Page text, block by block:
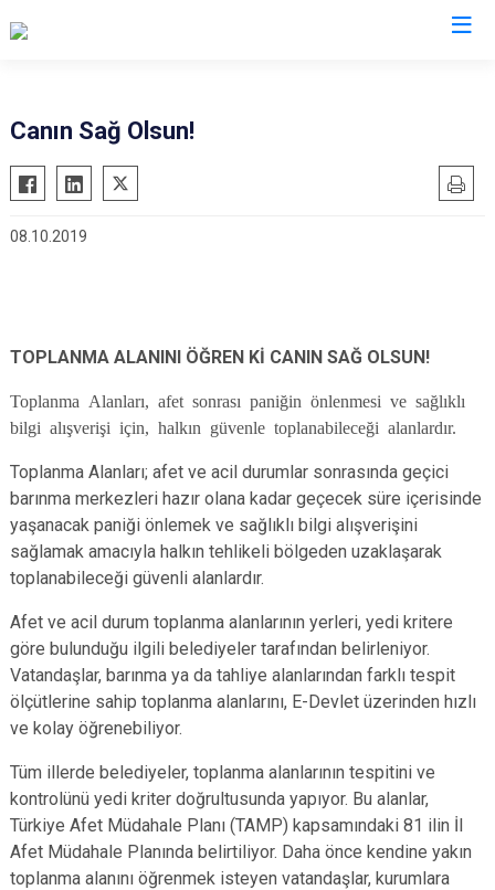
Canın Sağ Olsun!
08.10.2019
TOPLANMA ALANINI ÖĞREN Kİ CANIN SAĞ OLSUN!
Toplanma Alanları, afet sonrası paniğin önlenmesi ve sağlıklı
bilgi alışverişi için, halkın güvenle toplanabileceği alanlardır.
Toplanma Alanları; afet ve acil durumlar sonrasında geçici
barınma merkezleri hazır olana kadar geçecek süre içerisinde
yaşanacak paniği önlemek ve sağlıklı bilgi alışverişini
sağlamak amacıyla halkın tehlikeli bölgeden uzaklaşarak
toplanabileceği güvenli alanlardır.
Afet ve acil durum toplanma alanlarının yerleri, yedi kritere
göre bulunduğu ilgili belediyeler tarafından belirleniyor.
Vatandaşlar, barınma ya da tahliye alanlarından farklı tespit
ölçütlerine sahip toplanma alanlarını, E-Devlet üzerinden hızlı
ve kolay öğrenebiliyor.
Tüm illerde belediyeler, toplanma alanlarının tespitini ve
kontrolünü yedi kriter doğrultusunda yapıyor. Bu alanlar,
Türkiye Afet Müdahale Planı (TAMP) kapsamındaki 81 ilin İl
Afet Müdahale Planında belirtiliyor. Daha önce kendine yakın
toplanma alanını öğrenmek isteyen vatandaşlar, kurumlara